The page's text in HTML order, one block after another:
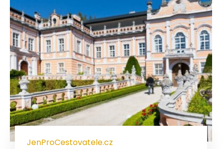
JenProCestovatele.cz